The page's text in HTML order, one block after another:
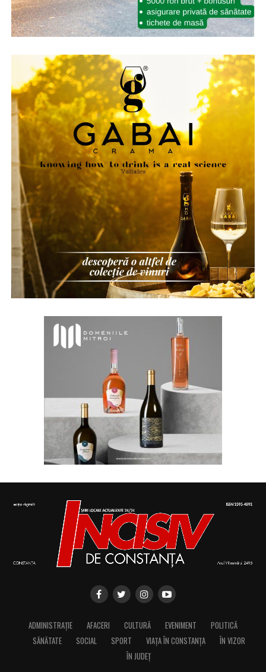
ADMINISTRAȚIE AFACERI CULTURĂ EVENIMENT
POLITICĂ
SĂNĂTATE
SOCIAL SPORT VIAȚA ÎN CONSTANȚA
ÎN VIZOR
ÎN JUDEȚ